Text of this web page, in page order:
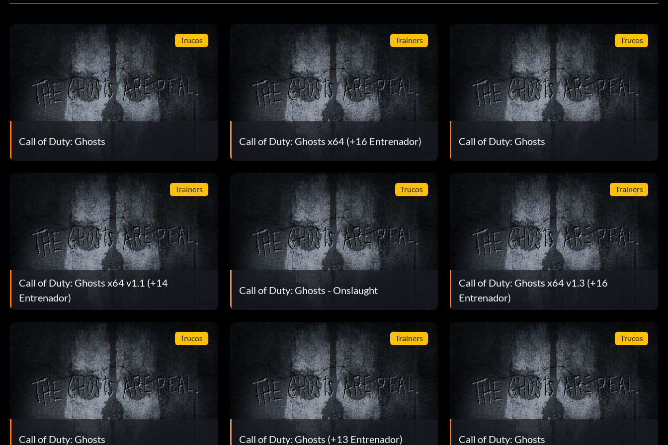
Objetivo: Tirar 8 vehículos en agujeros de hielo.
Fin del trayecto (Bronce)
Objetivo: Asaltar la fábrica (Completa "End of the Line" en cualquier dificultad).
El final de tu cuerda (Bronce)
Objetivo: Cortar una cuerda de garfio con un enemigo en ella.
Día de la Federación (Bronce)
Fly-by-wire (Bronce)
Objetivo: Derribar helicópteros con misiles a distancia 3/3.
Historias de fantasmas (Bronce)
Objetivo: Escapar. (Completa "Historias de fantasmas" en cualquier dificultad).
Ponte feo antes de tiempo (Bronce)
Objetivo: A-10 ametrallar 50 enemigos
Moliendo (Bronce)
Objetivo: Completar la sección de la consola en el primer intento.
Regreso a casa (Bronce)
Trucos
Call of Duty: Ghosts
Trainers
Call of Duty: Ghosts x64 (+16 Entrenador)
Trucos
Call of Duty: Ghosts
Trainers
Call of Duty: Ghosts x64 v1.1 (+14
Entrenador)
Trucos
Call of Duty: Ghosts - Onslaught
Trainers
Call of Duty: Ghosts x64 v1.3 (+16
Entrenador)
Trucos
Call of Duty: Ghosts
Trainers
Call of Duty: Ghosts (+13 Entrenador)
Trucos
Call of Duty: Ghosts